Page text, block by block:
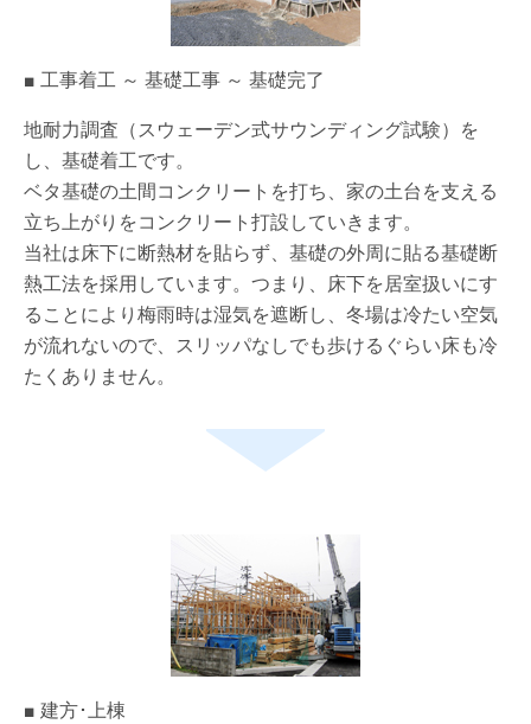
■ 工事着工 ～ 基礎工事 ～ 基礎完了
地耐力調査（スウェーデン式サウンディング試験）を
し、基礎着工です。
ベタ基礎の土間コンクリートを打ち、家の土台を支える
立ち上がりをコンクリート打設していきます。
当社は床下に断熱材を貼らず、基礎の外周に貼る基礎断
熱工法を採用しています。つまり、床下を居室扱いにす
ることにより梅雨時は湿気を遮断し、冬場は冷たい空気
が流れないので、スリッパなしでも歩けるぐらい床も冷
たくありません。
■ 建方･上棟